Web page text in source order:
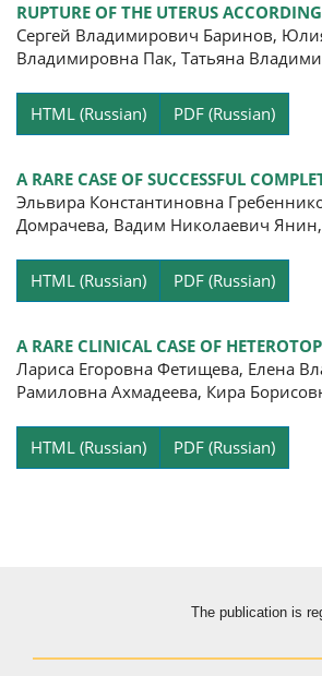
RUPTURE OF THE UTERUS
Сергей Владимирович Баринов,
Владимировна Пак, Татьяна
HTML (Russian) PDF (Russian)
A RARE CASE OF SUCCESSFUL
Эльвира Константиновна
Домрачева, Вадим Николаевич
HTML (Russian) PDF (Russian)
A RARE CLINICAL CASE OF
Лариса Егоровна Фетищева, Елена
Рамиловна Ахмадеева, Кира
HTML (Russian) PDF (Russian)
The publication is